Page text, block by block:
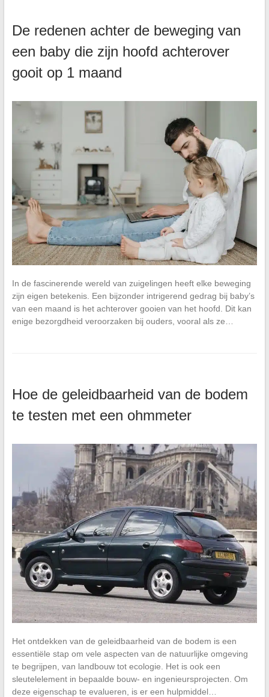
De redenen achter de beweging van
een baby die zijn hoofd achterover
gooit op 1 maand
In de fascinerende wereld van zuigelingen heeft elke beweging
zijn eigen betekenis. Een bijzonder intrigerend gedrag bij baby’s
van een maand is het achterover gooien van het hoofd. Dit kan
enige bezorgdheid veroorzaken bij ouders, vooral als ze…
Hoe de geleidbaarheid van de bodem
te testen met een ohmmeter
Het ontdekken van de geleidbaarheid van de bodem is een
essentiële stap om vele aspecten van de natuurlijke omgeving
te begrijpen, van landbouw tot ecologie. Het is ook een
sleutelelement in bepaalde bouw- en ingenieursprojecten. Om
deze eigenschap te evalueren, is er een hulpmiddel…